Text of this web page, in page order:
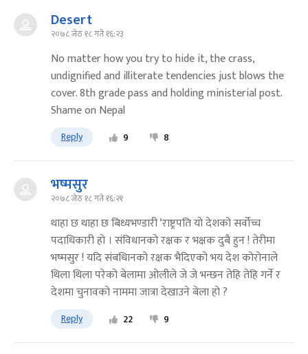
Desert
२०७८ जेठ १८ गते १६:२३
No matter how you try to hide it, the crass,
undignified and illiterate tendencies just blows the
cover. 8th grade pass and holding ministerial post.
Shame on Nepal
Reply 9 8
भष्मसुर
२०७८ जेठ १८ गते १६:२१
थाहा छ थाहा छ बिध्यभण्डारी ‘राष्ट्रपति यो देशको सर्वोच्च
पदाधिकारी हो । संविधानको रक्षक र भक्षक दुबै हुन ! तेरीमा
भष्मसुर ! यदि संबधिानको रक्षक भैदिएको भय देश कोरोनाले
थिला थिला परेको बेलामा ओलीले जे जे भन्छन तेहि तेहि गर्ने र
देशमा चुनावको नाममा जात्रा देखाउने बेला हो ?
Reply 22 9